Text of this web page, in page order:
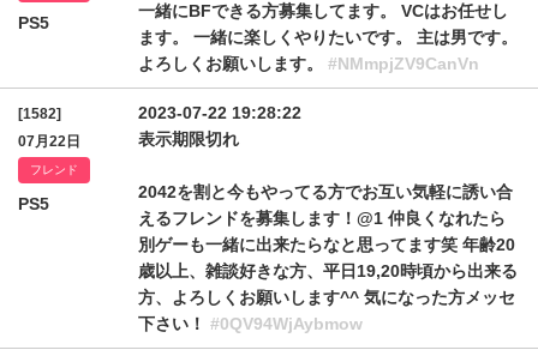
PS5
一緒にBFできる方募集してます。 VCはお任せし
ます。 一緒に楽しくやりたいです。 主は男です。
よろしくお願いします。 #NMmpjZV9CanVn
[1582]
07月22日
フレンド
PS5
2023-07-22 19:28:22
表示期限切れ
2042を割と今もやってる方でお互い気軽に誘い合
えるフレンドを募集します！@1 仲良くなれたら
別ゲーも一緒に出来たらなと思ってます笑 年齢20
歳以上、雑談好きな方、平日19,20時頃から出来る
方、よろしくお願いします^^ 気になった方メッセ
下さい！ #0QV94WjAybmow